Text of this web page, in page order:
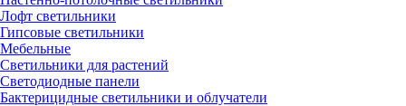
Лофт светильники
Гипсовые светильники
Мебельные
Светильники для растений
Светодиодные панели
Бактерицидные светильники и облучатели